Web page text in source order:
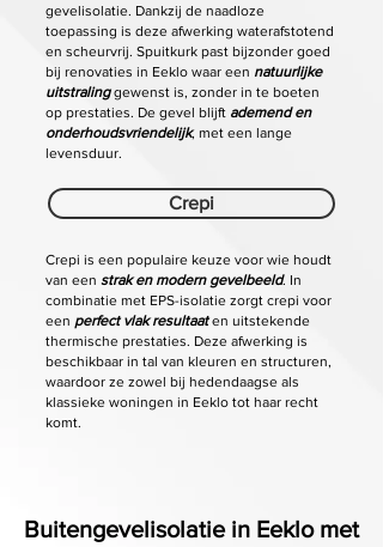
gevelisolatie. Dankzij de naadloze
toepassing is deze afwerking waterafstotend
en scheurvrij. Spuitkurk past bijzonder goed
bij renovaties in Eeklo waar een natuurlijke
uitstralinggewenst is, zonder in te boeten
op prestaties. De gevel blijft ademend en
onderhoudsvriendelijk, met een lange
levensduur.
Crepi
Crepi is een populaire keuze voor wie houdt
van een strak en modern gevelbeeld. In
combinatie met EPS-isolatie zorgt crepi voor
een perfect vlak resultaaten uitstekende
thermische prestaties. Deze afwerking is
beschikbaar in tal van kleuren en structuren,
waardoor ze zowel bij hedendaagse als
klassieke woningen in Eeklo tot haar recht
komt.
Buiten­gevelisolatie in Eeklo met